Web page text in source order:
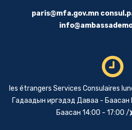
paris@mfa.gov.mn
les étrangers Services Consulaires
Гадаадын иргэдэд Даваа -
Баасан 14:00 - 17:00 /